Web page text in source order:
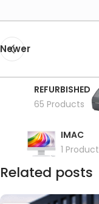
Newer
REFURBISHED
65 Products
IMAC
1 Product
Related posts